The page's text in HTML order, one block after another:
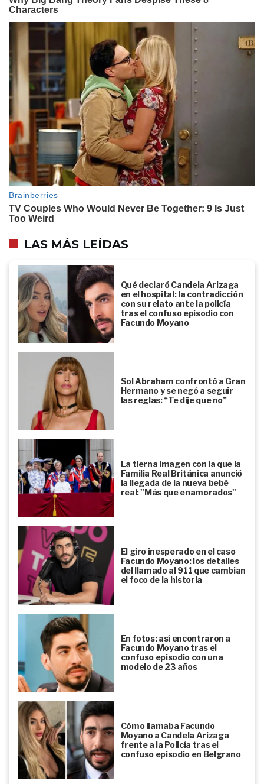
LAS MÁS LEÍDAS
Qué declaró Candela Arizaga
en el hospital: la contradicción
con su relato ante la policía
tras el confuso episodio con
Facundo Moyano
Sol Abraham confrontó a Gran
Hermano y se negó a seguir
las reglas: “Te dije que no”
La tierna imagen con la que la
Familia Real Británica anunció
la llegada de la nueva bebé
real: "Más que enamorados"
El giro inesperado en el caso
Facundo Moyano: los detalles
del llamado al 911 que cambian
el foco de la historia
En fotos: así encontraron a
Facundo Moyano tras el
confuso episodio con una
modelo de 23 años
Cómo llamaba Facundo
Moyano a Candela Arizaga
frente a la Policía tras el
confuso episodio en Belgrano